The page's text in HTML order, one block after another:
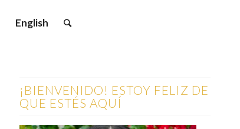
English
¡BIENVENIDO! ESTOY FELIZ DE
QUE ESTÉS AQUÍ